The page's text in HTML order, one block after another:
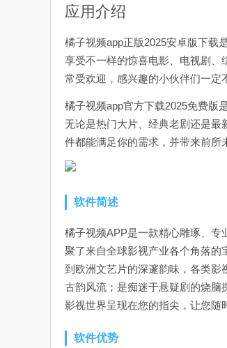
应用介绍
橘子视频app正版2025安卓版下载
享受不一样的惊喜电影、电视剧
常受欢迎，感兴趣的小伙伴们一定
橘子视频app官方下载2025免费版
无论是热门大片、经典老剧还是
件都能满足你的需求，并带来前所
软件简述
橘子视频APP是一款精心雕琢、专
聚了来自全球影视产业各个角落的
到欧洲文艺片的深邃韵味，各类影
古韵风流；是痴迷于悬疑剧的烧脑
影视世界呈现在您的指尖，让您随
软件优势